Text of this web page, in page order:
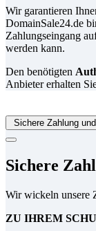
Wir garantieren
DomainSale24.de
Zahlungseingang
werden kann.
Den benötigten
Anbieter erhalten
Sichere Zahlung
Sichere
Wir wickeln unsere
ZU IHREM